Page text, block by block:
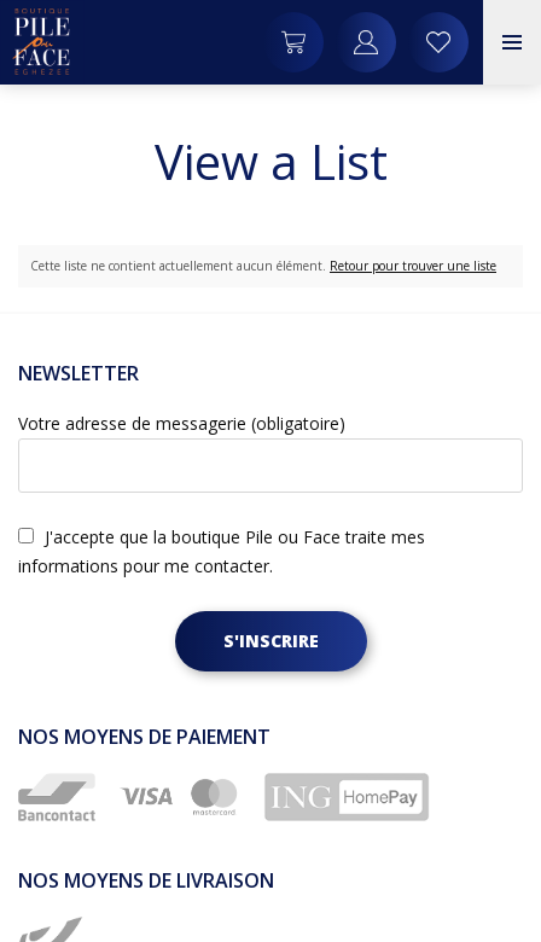
View a List
Cette liste ne contient actuellement aucun élément. Retour pour trouver une liste
NEWSLETTER
Votre adresse de messagerie (obligatoire)
J'accepte que la boutique Pile ou Face traite mes
informations pour me contacter.
S'INSCRIRE
NOS MOYENS DE PAIEMENT
NOS MOYENS DE LIVRAISON